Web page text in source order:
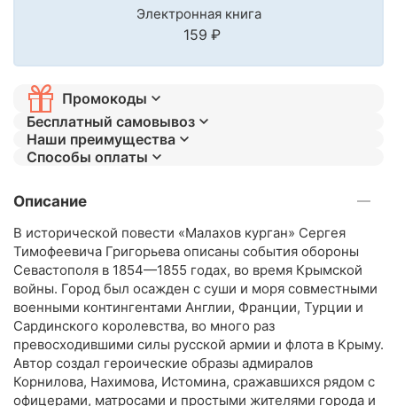
Электронная книга
‍159‍ ₽
Промокоды
Бесплатный самовывоз
Наши преимущества
Способы оплаты
Описание
В исторической повести «Малахов курган» Сергея
Тимофеевича Григорьева описаны события обороны
Севастополя в 1854—1855 годах, во время Крымской
войны. Город был осажден с суши и моря совместными
военными контингентами Англии, Франции, Турции и
Сардинского королевства, во много раз
превосходившими силы русской армии и флота в Крыму.
Автор создал героические образы адмиралов
Корнилова, Нахимова, Истомина, сражавшихся рядом с
офицерами, матросами и простыми жителями города и